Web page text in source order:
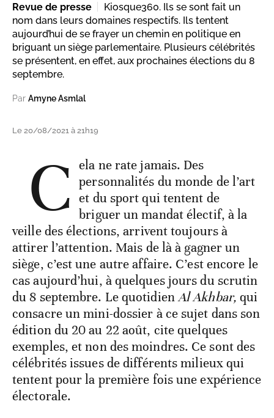
Revue de presse
Kiosque360. Ils se sont fait un
nom dans leurs domaines respectifs. Ils tentent
aujourd’hui de se frayer un chemin en politique en
briguant un siège parlementaire. Plusieurs célébrités
se présentent, en effet, aux prochaines élections du 8
septembre.
Par Amyne Asmlal
Le 20/08/2021 à 21h19
C ela ne rate jamais. Des
personnalités du monde de l’art
et du sport qui tentent de
briguer un mandat électif, à la
veille des élections, arrivent toujours à
attirer l’attention. Mais de là à gagner un
siège, c’est une autre affaire. C’est encore le
cas aujourd’hui, à quelques jours du scrutin
du 8 septembre. Le quotidienAl Akhbar,qui
consacre un mini-dossier à ce sujet dans son
édition du 20 au 22 août, cite quelques
exemples, et non des moindres. Ce sont des
célébrités issues de différents milieux qui
tentent pour la première fois une expérience
électorale.